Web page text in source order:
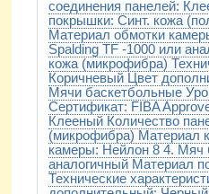
соединения панелей:
покрышки: Синт. кожа
Материал обмотки
Spalding TF -1000 или
кожа (микрофибра)
Коричневый Цвет
Мячи баскетбольные
Сертификат: FIBA
Клееный Количество
(микрофибра) Материал
камеры: Нейлон 8 4. Мяч
аналогичный Материал
Технические